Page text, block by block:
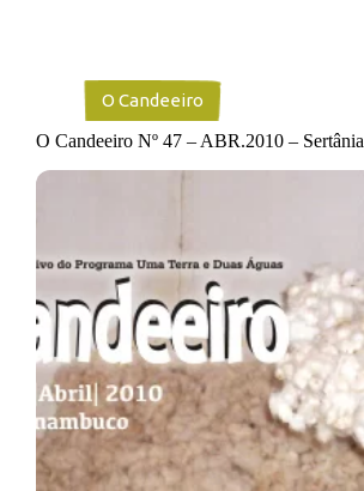
O Candeeiro
O Candeeiro Nº 47 – ABR.2010 – Sertânia